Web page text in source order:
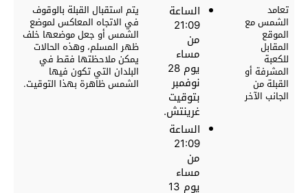
تعامد
الشمس مع
الموقع
المقابل
للكعبة
المشرفة أو
القبلة من
الجانب الآخر
الساعة
21:09
من
مساء
يوم 28
نوفمبر
بتوقيت
غرينتش.
الساعة
21:09
من
مساء
يوم 13
يتم استقبال القبلة بالوقوف
في الاتجاه المعاكس لموضع
الشمس أو جعل موضعها خلف
ظهر المسلم، وهذه الحالات
يمكن ملاحظتها فقط في
البلدان التي تكون فيها
الشمس ظاهرة بهذا التوقيت.